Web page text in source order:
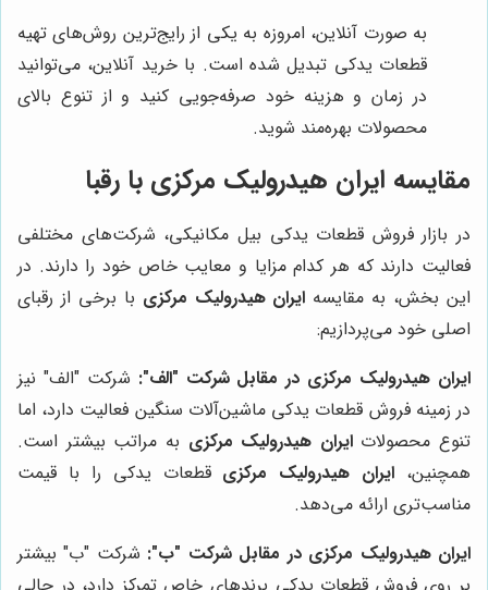
به صورت آنلاین، امروزه به یکی از رایج‌ترین روش‌های تهیه
قطعات یدکی تبدیل شده است. با خرید آنلاین، می‌توانید
در زمان و هزینه خود صرفه‌جویی کنید و از تنوع بالای
محصولات بهره‌مند شوید.
مقایسه ایران هیدرولیک مرکزی با رقبا
در بازار فروش قطعات یدکی بیل مکانیکی، شرکت‌های مختلفی
فعالیت دارند که هر کدام مزایا و معایب خاص خود را دارند. در
این بخش، به مقایسه ایران هیدرولیک مرکزی با برخی از رقبای
اصلی خود می‌پردازیم:
ایران هیدرولیک مرکزی در مقابل شرکت "الف": شرکت "الف" نیز
در زمینه فروش قطعات یدکی ماشین‌آلات سنگین فعالیت دارد، اما
تنوع محصولاتایران هیدرولیک مرکزی به مراتب بیشتر است.
همچنین، ایران هیدرولیک مرکزی قطعات یدکی را با قیمت
مناسب‌تری ارائه می‌دهد.
ایران هیدرولیک مرکزی در مقابل شرکت "ب": شرکت "ب" بیشتر